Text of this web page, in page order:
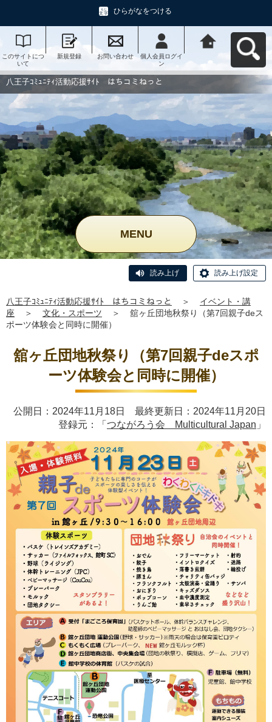
ひらがなをつける
このサイトにつ
いて
新規登録 お問い合わせ
個人会員ログイ
ン
動応援ｻｲﾄ はち
コミねっとへ戻
八王子ｺﾐｭﾆﾃｨ活動応援ｻｲﾄ はちコミねっと
MENU
読み上げ 読み上げ設定
八王子ｺﾐｭﾆﾃｨ活動応援ｻｲﾄ はちコミねっと ＞
イベント・講
座
＞ 文化・スポーツ ＞
舘ヶ丘団地秋祭り（第7回親子deス
ポーツ体験会と同時に開催）
舘ヶ丘団地秋祭り（第7回親子deスポ
ーツ体験会と同時に開催）
公開日：2024年11月18日 最終更新日：2024年11月20日
登録元：「 つながろう会 Multicultural Japan 」